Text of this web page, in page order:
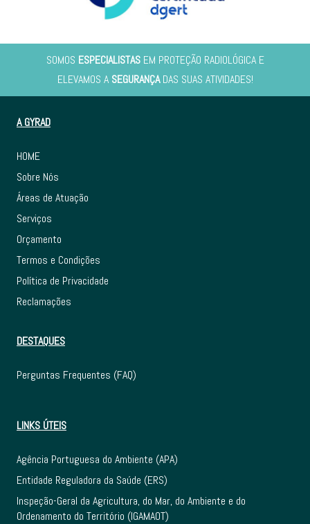
SOMOS ESPECIALISTASEM PROTEÇÃO RADIOLÓGICA E
ELEVAMOS A SEGURANÇADAS SUAS ATIVIDADES!
A GYRAD
HOME
Sobre Nós
Áreas de Atuação
Serviços
Orçamento
Termos e Condições
Política de Privacidade
Reclamações
DESTAQUES
Perguntas Frequentes (FAQ)
LINKS ÚTEIS
Agência Portuguesa do Ambiente (APA)
Entidade Reguladora da Saúde (ERS)
Inspeção-Geral da Agricultura, do Mar, do Ambiente e do
Ordenamento do Território (IGAMAOT)